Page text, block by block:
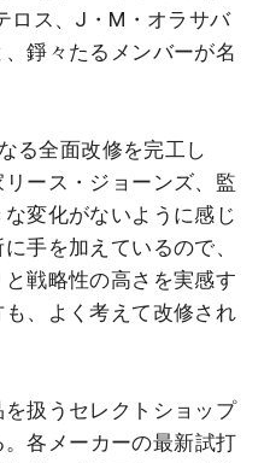
ロス、J・M・オラサバ
錚々たるメンバーが名
る全面改修を完工し
ース・ジョーンズ、監
変化がないように感じ
手を加えているので、
戦略性の高さを実感す
、よく考えて改修され
扱うセレクトショップ
。各メーカーの最新試打